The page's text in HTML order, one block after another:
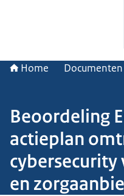
Home Documenten
Beoordeling
actieplan
cybersecurity
en